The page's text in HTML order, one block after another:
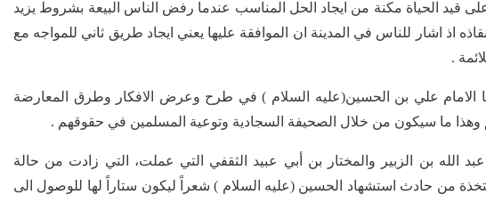
قيد الحياة مكنة من ايجاد الحل المناسب عندما رفض الناس البيعة بشروط يزيد
اذ اشار للناس في المدينة ان الموافقة عليها يعني ايجاد طريق ثاني للمواجه مع
.
الامام علي بن الحسين(عليه السلام ) في طرح وعرض الافكار وطرق المعارضة
وهذا ما سيكون من خلال الصحيفة السجادية وتوعية المسلمين في حقوقهم .
الله بن الزبير والمختار بن أبي عبيد الثقفي التي عملت، التي زادت من حالة
متخذة من حادث استشهاد الحسين (عليه السلام ) شعراً ليكون ستاراً لها للوصول الى